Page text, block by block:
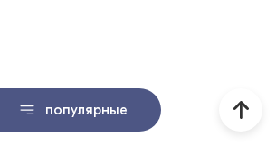
популярные